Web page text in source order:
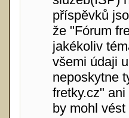
příspěvků
že "Fórum
jakékoliv
všemi údaji
neposkytne
fretky.cz"
by mohl